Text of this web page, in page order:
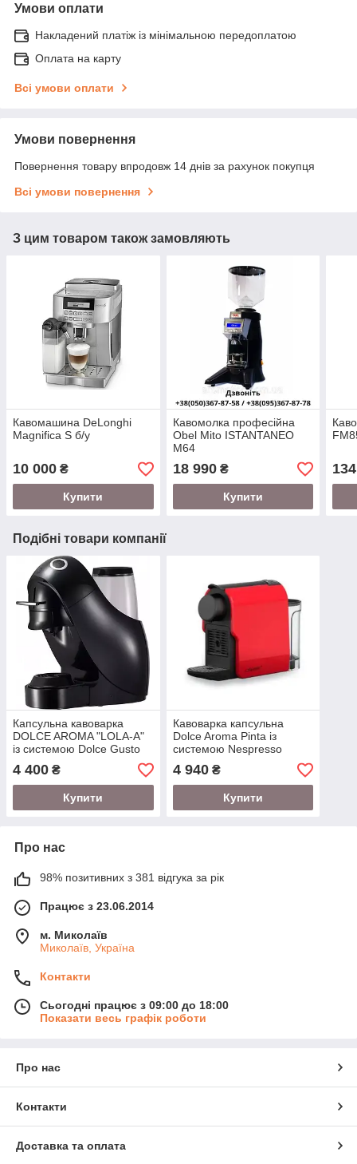
Умови оплати
Накладений платіж із мінімальною передоплатою
Оплата на карту
Всі умови оплати
Умови повернення
Повернення товару впродовж 14 днів за рахунок покупця
Всі умови повернення
З цим товаром також замовляють
Кавомашина DeLonghi
Magnifica S б/у
10 000 ₴
Купити
Кавомолка професійна
Obel Mito ISTANTANEO
M64
18 990₴
Купити
Подібні товари компанії
Капсульна кавоварка
DOLCE AROMA "LOLA-A"
із системою Dolce Gusto
4 400 ₴
Купити
Кавоварка капсульна
Dolce Aroma Pinta із
системою Nespresso
4 940₴
Купити
Про нас
98% позитивних з 381 відгука за рік
Працює з 23.06.2014
м. Миколаїв
Миколаїв, Україна
Контакти
Сьогодні працює з 09:00 до 18:00
Показати весь графік роботи
Про нас
Контакти
Доставка та оплата